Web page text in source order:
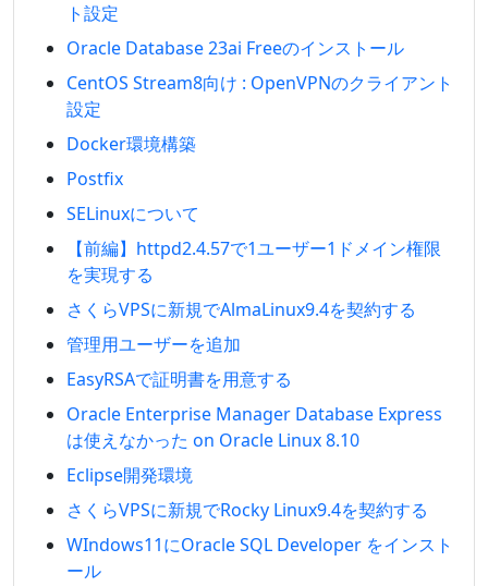
ト設定
Oracle Database 23ai Freeのインストール
CentOS Stream8向け : OpenVPNのクライアント
設定
Docker環境構築
Postfix
SELinuxについて
【前編】httpd2.4.57で1ユーザー1ドメイン権限
を実現する
さくらVPSに新規でAlmaLinux9.4を契約する
管理用ユーザーを追加
EasyRSAで証明書を用意する
Oracle Enterprise Manager Database Express
は使えなかった on Oracle Linux 8.10
Eclipse開発環境
さくらVPSに新規でRocky Linux9.4を契約する
WIndows11にOracle SQL Developer をインスト
ール